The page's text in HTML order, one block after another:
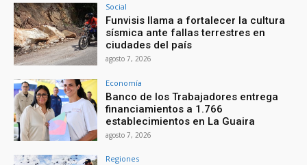
Social
Funvisis llama a fortalecer la cultura
sísmica ante fallas terrestres en
ciudades del país
agosto 7, 2026
Economía
Banco de los Trabajadores entrega
financiamientos a 1.766
establecimientos en La Guaira
agosto 7, 2026
Regiones